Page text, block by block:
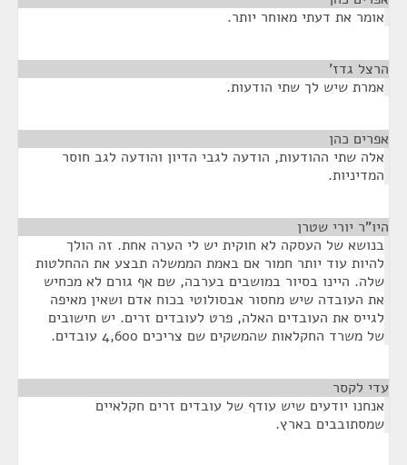
אומר את דעתי מאוחר יותר.
הרצל גדז'
אמרת שיש לך שתי הודעות.
אפרים כהן
אלה שתי ההודעות, הודעה לגבי הדיון והודעה לגב חוסר
המדיניות.
היו"ר יורי שטרן
בנושא של העסקה לא חוקית יש לי הערה אחת. זה הולך
להיות עוד יותר חמור אם באמת הממשלה תבצע את ההחלטות
שלה. היינו בסיור במושבים בערבה, שם אף גורם לא מכחיש
את העובדה שיש מחסור אבסולוטי בכוח אדם ושאין מאיפה
לגייס את העובדים האלה, פרט לעובדים זרים. יש חישובים
של משרד החקלאות שהמשקים שם צריכים 4,600 עובדים.
עדי לקסר
אנחנו יודעים שיש עודף של עובדים זרים חקלאיים
שמסתובבים בארץ.